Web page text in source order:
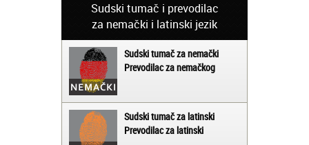
Sudski tumač i prevodilac
za nemački i latinski jezik
Sudski tumač za nemački
Prevodilac za nemačkog
Sudski tumač za latinski
Prevodilac za latinski